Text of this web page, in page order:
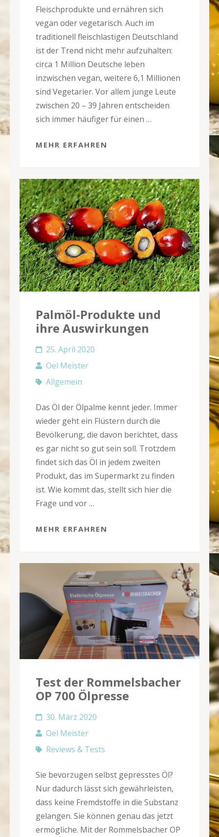
Fleischprodukte und ernähren sich
vegan oder vegetarisch. Auch im
traditionell fleischlastigen Deutschland
ist der Trend nicht mehr aufzuhalten:
circa 1 Million Deutsche leben
inzwischen vegan, weitere 6,1 Millionen
sind Vegetarier. Vor allem junge Leute
zwischen 20 – 39 Jahren entscheiden
sich immer häufiger für einen …
MEHR ERFAHREN
Palmöl-Produkte und
ihre Auswirkungen
25. April 2020
Oel Meister
Allgemein
Das Öl der Ölpalme kennt jeder. Immer
wieder geht ein Flüstern durch die
Bevölkerung, die davon berichtet, dass
es gar nicht so gut sein soll. Trotzdem
findet sich das Öl in jedem zweiten
Produkt, das im Supermarkt zu finden
ist. Wie kommt das, stellt sich hier die
Frage und vor …
MEHR ERFAHREN
Test der Rommelsbacher
OP 700 Ölpresse
30. März 2020
Oel Meister
Reviews & Tests
Sie bevorzugen selbst gepresstes Öl?
Nur dadurch lässt sich gewährleisten,
dass keine Fremdstoffe in die Substanz
gelangen. Sie können genau das jetzt
ermögliche. Mit der Rommelsbacher OP